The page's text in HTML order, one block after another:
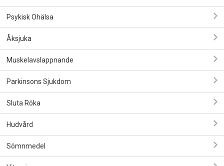
Psykisk Ohälsa
Åksjuka
Muskelavslappnande
Parkinsons Sjukdom
Sluta Röka
Hudvård
Sömnmedel